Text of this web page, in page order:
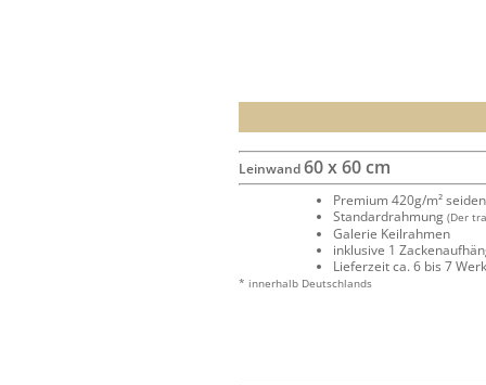
Leinwand60 x 60 cm
Premium 420g/m²
Standardrahmung (Der
Galerie Keilrahmen
inklusive 1
Lieferzeit ca. 6 bis 7
* innerhalb Deutschlands